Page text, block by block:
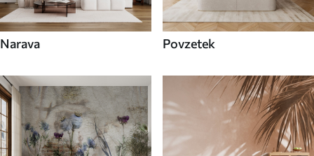
Narava Povzetek